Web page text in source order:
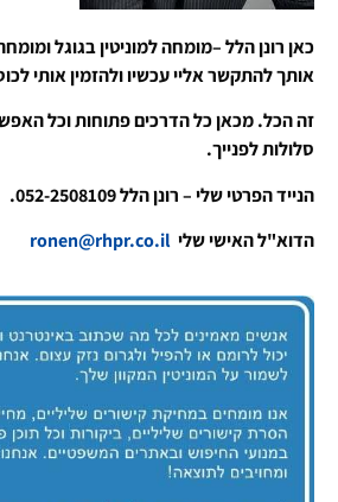
כאן רונן הלל –מומחה למוניטין בגוגל
אותך להתקשר אליי עכשיו ולהזמין אותי
זה הכל. מכאן כל הדרכים פתוחות וכל
סלולות לפנייך.
הנייד הפרטי שלי – רונן הלל 052-2508109.
הדוא"ל האישי שלי